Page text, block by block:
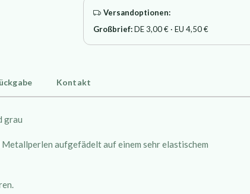
Versandoptionen:
Großbrief:DE 3,00 € · EU 4,50 €
Kontakt
grau
aufgefädelt auf einem sehr elastischem